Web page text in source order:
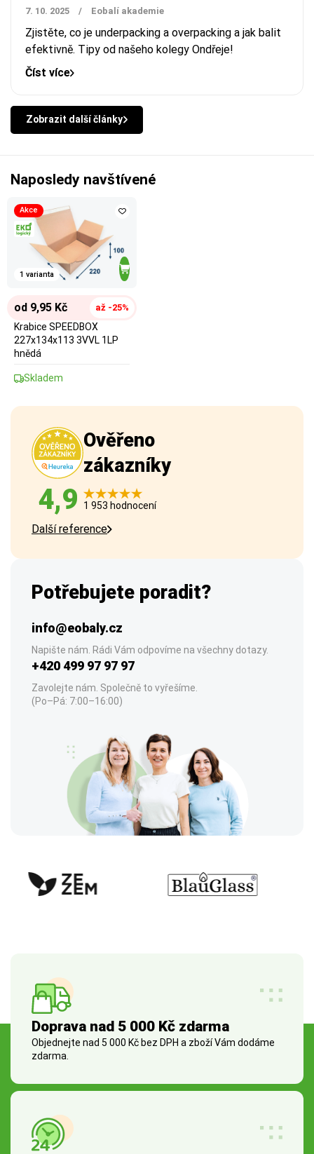
7. 10. 2025 / Eobalí akademie
Zjistěte, co je underpacking a overpacking a jak balit
efektivně. Tipy od našeho kolegy Ondřeje!
Číst více
Zobrazit další články
Naposledy navštívené
Akce
1 varianta
od 9,95 Kč až -25%
Krabice SPEEDBOX
227x134x113 3VVL 1LP
hnědá
Skladem
Ověřeno
zákazníky
4,9 1 953 hodnocení
Další reference
Potřebujete poradit?
info@eobaly.cz
Napište nám. Rádi Vám odpovíme na všechny dotazy.
+420 499 97 97 97
Zavolejte nám. Společně to vyřešíme.
(Po–Pá: 7:00–16:00)
Doprava nad 5 000 Kč zdarma
Objednejte nad 5 000 Kč bez DPH a zboží Vám dodáme
zdarma.